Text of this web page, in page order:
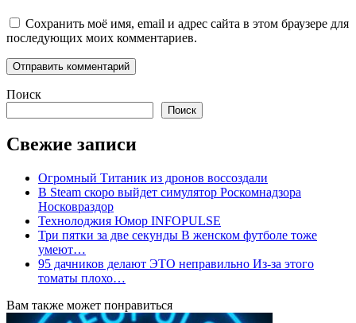
Сохранить моё имя, email и адрес сайта в этом браузере для
последующих моих комментариев.
Поиск
Поиск
Свежие записи
Огромный Титаник из дронов воссоздали
В Steam скоро выйдет симулятор Роскомнадзора
Носковраздор
Технолоджия Юмор INFOPULSE
Три пятки за две секунды В женском футболе тоже
умеют…
95 дачников делают ЭТО неправильно Из-за этого
томаты плохо…
Вам также может понравиться